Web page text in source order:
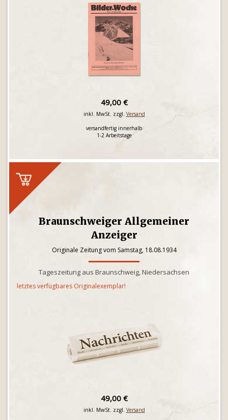
49,00 €
inkl. MwSt. zzgl. Versand
versandfertig innerhalb
1-2 Arbeitstage
Braunschweiger Allgemeiner
Anzeiger
Originale Zeitung vom Samstag, 18.08.1934
Tageszeitung aus Braunschweig, Niedersachsen
letztes verfügbares Originalexemplar!
49,00 €
inkl. MwSt. zzgl. Versand